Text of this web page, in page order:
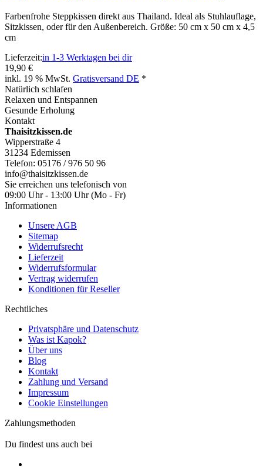
Farbenfrohe Steppkissen direkt aus Thailand. Ideal als Stuhlauflage,
Sitzkissen, oder für den Außenbereich. Größe: 50 cm x 50 cm x 4,5
cm
Lieferzeit:in 1-3 Werktagen bei dir
19,90 €
inkl. 19 % MwSt. Gratisversand DE *
Natürlich schlafen
Relaxen und Entspannen
Gesunde Erholung
Kontakt
Thaisitzkissen.de
Wipperstraße 4
31234 Edemissen
Telefon: 05176 / 976 50 96
info@thaisitzkissen.de
Sie erreichen uns telefonisch von
09:00 Uhr - 13:00 Uhr (Mo - Fr)
Informationen
Unsere AGB
Sitemap
Widerrufsrecht
Lieferzeit
Widerrufsformular
Vertrag widerrufen
Konditionen für Reseller
Rechtliches
Privatsphäre und Datenschutz
Was ist Kapok?
Über uns
Blog
Kontakt
Zahlung und Versand
Impressum
Cookie Einstellungen
Zahlungsmethoden
Du findest uns auch bei